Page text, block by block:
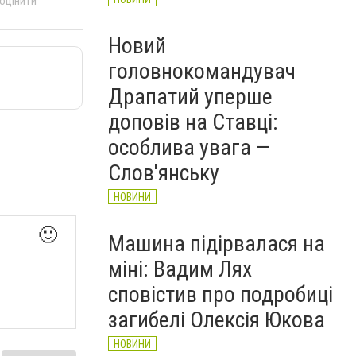
🙂
Новий
головнокомандувач
Драпатий уперше
доповів на Ставці:
особлива увага —
Слов'янську
НОВИНИ
Машина підірвалася на
міні: Вадим Лях
сповістив про подробиці
загибелі Олексія Юкова
НОВИНИ